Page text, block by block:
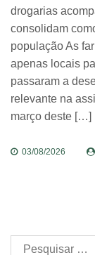
drogarias
consolidam
população As
apenas locais
passaram a
relevante na
março deste […]
03/08/2026
Pesquisar